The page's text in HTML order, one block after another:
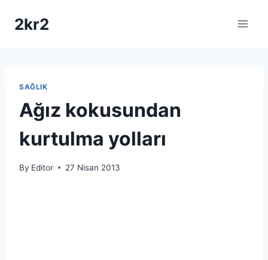
2kr2
SAĞLIK
Ağız kokusundan
kurtulma yolları
By Editor 27 Nisan 2013